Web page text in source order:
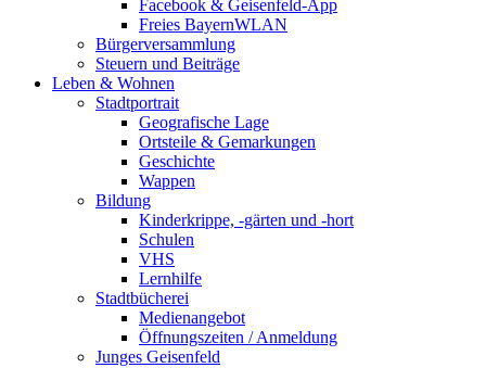
Facebook & Geisenfeld-App
Freies BayernWLAN
Bürgerversammlung
Steuern und Beiträge
Leben & Wohnen
Stadtportrait
Geografische Lage
Ortsteile & Gemarkungen
Geschichte
Wappen
Bildung
Kinderkrippe, -gärten und -hort
Schulen
VHS
Lernhilfe
Stadtbücherei
Medienangebot
Öffnungszeiten / Anmeldung
Junges Geisenfeld